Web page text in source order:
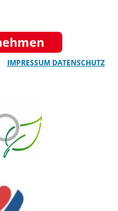
IMPRESSUM DATENSCHUTZ